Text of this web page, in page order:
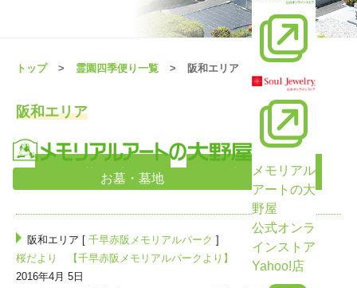
お墓・墓地
メモリアル
アートの大
野屋
公式オンラ
インストア
Yahoo!店
トップ 霊園四季便り一覧 阪和エリア
阪和エリア
<前の10件 次の10件>
阪和エリア [ 千早赤阪メモリアルパーク ]
桜だより 【千早赤阪メモリアルパークより】
2016年4月 5日